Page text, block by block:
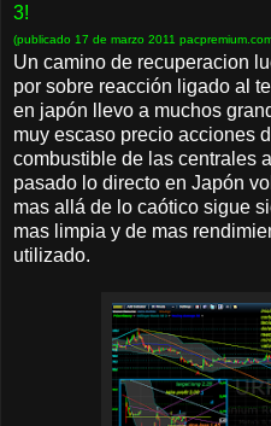
3!
(publicado 17 de marzo 2011
Un camino de recuperacion
por sobre reacción ligado al
en japón llevo a muchos
muy escaso precio acciones
combustible de las centrales
pasado lo directo en Japón
mas allá de lo caótico sigue
mas limpia y de mas
utilizado.